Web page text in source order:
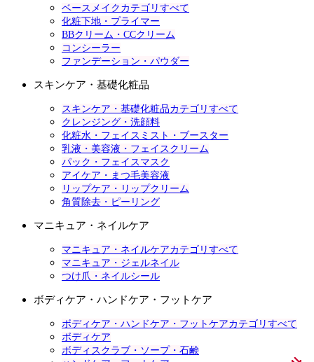
ベースメイクカテゴリすべて
化粧下地・プライマー
BBクリーム・CCクリーム
コンシーラー
ファンデーション・パウダー
スキンケア・基礎化粧品
スキンケア・基礎化粧品カテゴリすべて
クレンジング・洗顔料
化粧水・フェイスミスト・ブースター
乳液・美容液・フェイスクリーム
パック・フェイスマスク
アイケア・まつ毛美容液
リップケア・リップクリーム
角質除去・ピーリング
マニキュア・ネイルケア
マニキュア・ネイルケアカテゴリすべて
マニキュア・ジェルネイル
つけ爪・ネイルシール
ボディケア・ハンドケア・フットケア
ボディケア・ハンドケア・フットケアカテゴリすべて
ボディケア
ボディスクラブ・ソープ・石鹸